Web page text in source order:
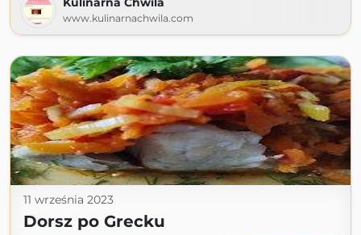
www.kulinarnachwila.com
11 września 2023
Dorsz po Grecku